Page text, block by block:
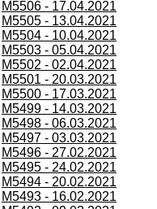
M5506 - 17.04.2021
M5505 - 13.04.2021
M5504 - 10.04.2021
M5503 - 05.04.2021
M5502 - 02.04.2021
M5501 - 20.03.2021
M5500 - 17.03.2021
M5499 - 14.03.2021
M5498 - 06.03.2021
M5497 - 03.03.2021
M5496 - 27.02.2021
M5495 - 24.02.2021
M5494 - 20.02.2021
M5493 - 16.02.2021